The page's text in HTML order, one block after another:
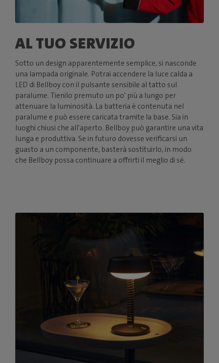
AL TUO SERVIZIO
Sotto un design apparentemente semplice, si nasconde
una lampada originale. Potrai accendere la luce calda a
LED di Bellboy con il pulsante sensibile al tatto sul
paralume. Tienilo premuto un po' più a lungo per
attenuare la luminosità. La batteria è contenuta nel
paralume e può essere caricata tramite la base. Sia in
luoghi chiusi che all'aperto. Bellboy può garantire una vita
lunga e produttiva. Se in futuro dovesse verificarsi un
guasto a un componente, basterà sostituirlo, in modo
che Bellboy possa continuare a offrirti il meglio di sé.